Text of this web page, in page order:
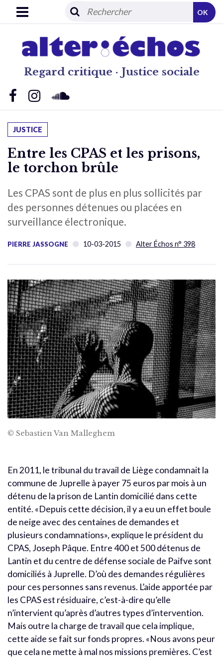
Regard critique · Justice sociale
OK
JUSTICE
Entre les CPAS et les prisons,
le torchon brûle
Les CPAS sont de plus en plus sollicités par
des personnes détenues ou placées en
surveillance électronique.
PIERRE JASSOGNE 10-03-2015 Alter Échos n° 398
© Sebastien Van Malleghem
En 2011, le tribunal du travail de Liège condamnait la
commune de Juprelle à payer 75 euros par mois à un
détenu de la prison de Lantin domicilié dans cette
entité. «Depuis cette décision, il y a eu un effet boule
de neige avec des centaines de demandes et
plusieurs condamnations», explique le président du
CPAS, Joseph Pâque. Entre 400 et 500 détenus de
Lantin et du centre de défense sociale de Paifve sont
domiciliés à Juprelle. D’où des demandes régulières
pour ces personnes sans revenus. L’aide apportée par
les CPAS est résiduaire, c’est-à-dire qu’elle
n’intervient qu’après d’autres types d’intervention.
Mais outre la charge de travail que cela implique,
cette aide se fait sur fonds propres. «Nous avons peur
que cela ne mette à mal nos missions premières. C’est